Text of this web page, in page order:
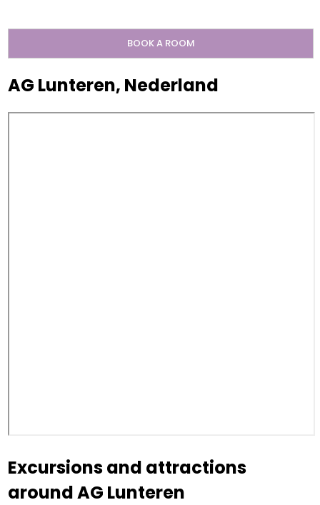
BOOK A ROOM
AG Lunteren, Nederland
Excursions and attractions
around AG Lunteren